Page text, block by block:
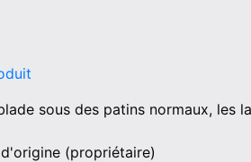
sous des patins normaux, les
(propriétaire)